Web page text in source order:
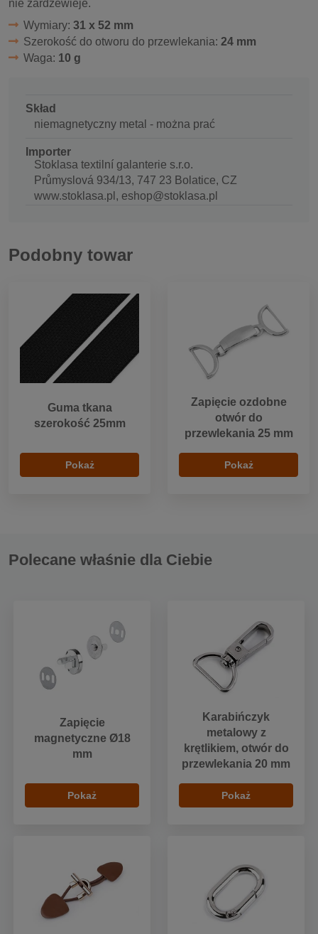
nie zardzewieje.
Wymiary: 31 x 52 mm
Szerokość do otworu do przewlekania: 24 mm
Waga: 10 g
Skład
niemagnetyczny metal - można prać
Importer
Stoklasa textilní galanterie s.r.o.
Průmyslová 934/13, 747 23 Bolatice, CZ
www.stoklasa.pl, eshop@stoklasa.pl
Podobny towar
Guma tkana
szerokość 25mm
Pokaż
Zapięcie ozdobne
otwór do
przewlekania 25 mm
Pokaż
Polecane właśnie dla Ciebie
Zapięcie
magnetyczne Ø18
mm
Pokaż
Karabińczyk
metalowy z
krętlikiem, otwór do
przewlekania 20 mm
Pokaż